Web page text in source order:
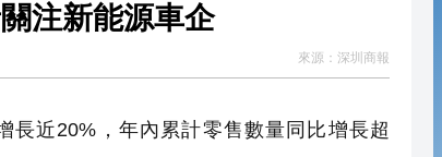
火爆 建議投資者關注新能源車企
來源： 深圳商報
近20%，年內累計零售數量同比增長超